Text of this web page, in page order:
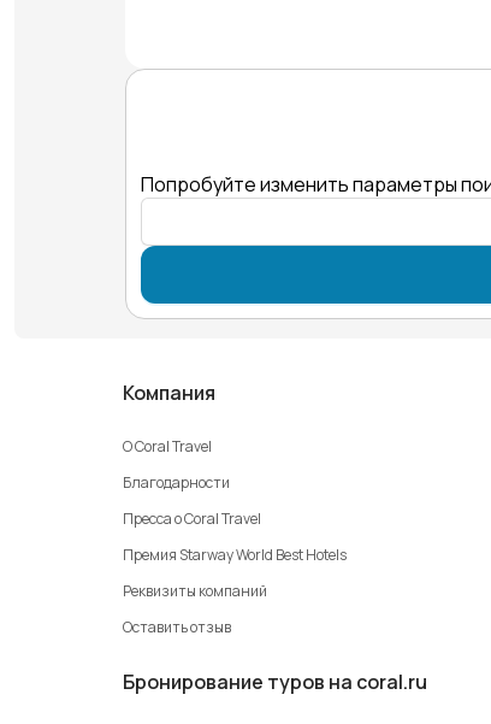
Попробуйте изменить параметры
Компания
О Coral Travel
Благодарности
Пресса о Coral Travel
Премия Starway World Best Hotels
Реквизиты компаний
Оставить отзыв
Бронирование туров на coral.ru